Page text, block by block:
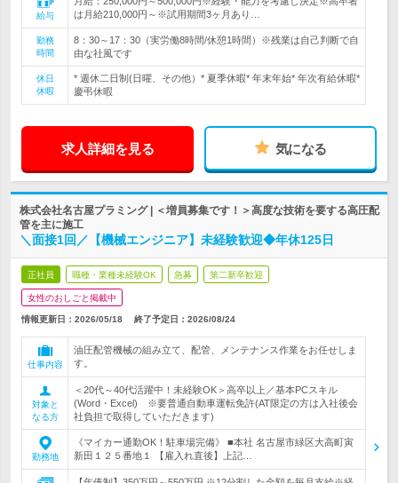
給与
は月給210,000円～※試用期間3ヶ月あり…
勤務
時間
8：30～17：30（実労働8時間/休憩1時間）※残業は自己判断で自
由な社風です
休日
休暇
* 週休二日制(日曜、その他）* 夏季休暇* 年末年始* 年次有給休暇*
慶弔休暇
求人詳細を見る 気になる
株式会社名古屋プラミング | ＜増員募集です！＞高度な技術を要する高圧配
管を主に施工
＼面接1回／【機械エンジニア】未経験歓迎◆年休125日
正社員 職種・業種未経験OK 急募 第二新卒歓迎
女性のおしごと掲載中
情報更新日：2026/05/18 終了予定日： 2026/08/24
仕事内容
油圧配管機械の組み立て、配管、メンテナンス作業をお任せしま
す。
対象と
なる方
＜20代～40代活躍中！未経験OK＞高卒以上／基本PCスキル
(Word・Excel) ※要普通自動車運転免許(AT限定の方は入社後会
社負担で取得していただきます)
勤務地
《マイカー通勤OK！駐車場完備》 ■本社 名古屋市緑区大高町寅
新田１２５番地１ 【雇入れ直後】上記…